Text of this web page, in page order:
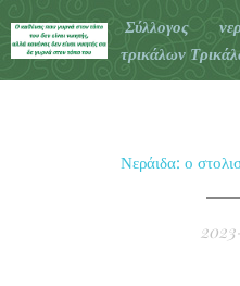
Σύλλογος
τρικάλων
Νεράιδα: ο